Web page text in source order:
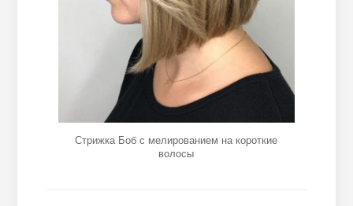
Стрижка Боб с мелированием на короткие
волосы